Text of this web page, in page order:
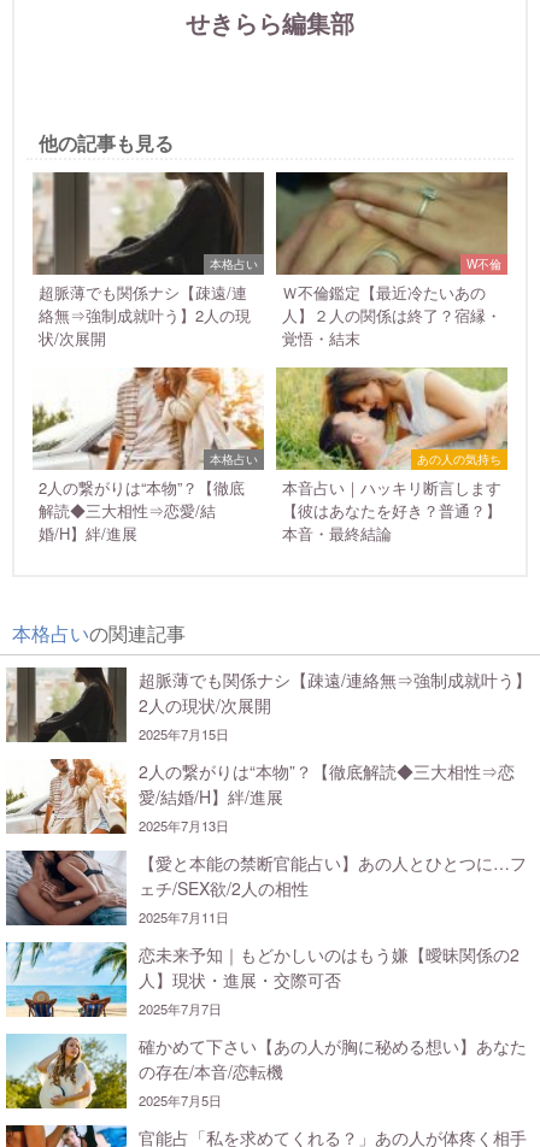
せきらら編集部
他の記事も見る
本格占い
超脈薄でも関係ナシ【疎遠/連
絡無⇒強制成就叶う】2人の現
状/次展開
W不倫
Ｗ不倫鑑定【最近冷たいあの
人】２人の関係は終了？宿縁・
覚悟・結末
本格占い
2人の繋がりは“本物”？【徹底
解読◆三大相性⇒恋愛/結
婚/H】絆/進展
あの人の気持ち
本音占い｜ハッキリ断言します
【彼はあなたを好き？普通？】
本音・最終結論
本格占いの関連記事
超脈薄でも関係ナシ【疎遠/連絡無⇒強制成就叶う】
2人の現状/次展開
2025年7月15日
2人の繋がりは“本物”？【徹底解読◆三大相性⇒恋
愛/結婚/H】絆/進展
2025年7月13日
【愛と本能の禁断官能占い】あの人とひとつに…フ
ェチ/SEX欲/2人の相性
2025年7月11日
恋未来予知｜もどかしいのはもう嫌【曖昧関係の2
人】現状・進展・交際可否
2025年7月7日
確かめて下さい【あの人が胸に秘める想い】あなた
の存在/本音/恋転機
2025年7月5日
官能占「私を求めてくれる？」あの人が体疼く相手